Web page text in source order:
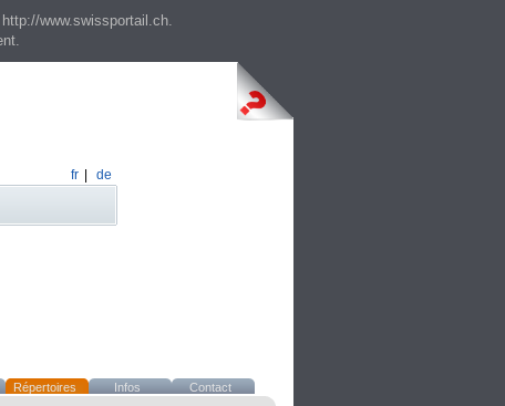
www.swissportail.ch.
fr de
Répertoires Infos Contact